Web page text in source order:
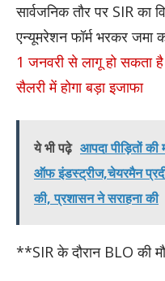
सार्वजनिक तौर पर SIR का
एन्यूमरेशन फॉर्म भरकर जमा
1 जनवरी से लागू हो सकता है
सैलरी में होगा बड़ा इजाफा
ये भी पढ़े आपदा पीड़ितों
ऑफ इंडस्ट्रीज,चेयरमैन
की, प्रशासन ने सराहना की
**SIR के दौरान BLO की